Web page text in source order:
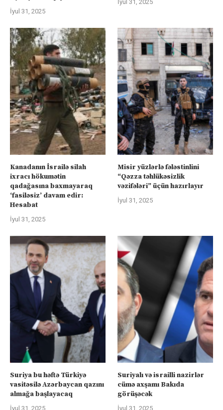
İyul 31, 2025
İyul 31, 2025
Kanadanın İsrailə silah
ixracı hökumətin
qadağasına baxmayaraq
‘fasiləsiz’ davam edir:
Hesabat
İyul 31, 2025
Misir yüzlərlə fələstinlini
“Qəzza təhlükəsizlik
vəzifələri” üçün hazırlayır
İyul 31, 2025
Suriya bu həftə Türkiyə
vasitəsilə Azərbaycan qazını
almağa başlayacaq
İyul 31, 2025
Suriyalı və israilli nazirlər
cümə axşamı Bakıda
görüşəcək
İyul 31, 2025